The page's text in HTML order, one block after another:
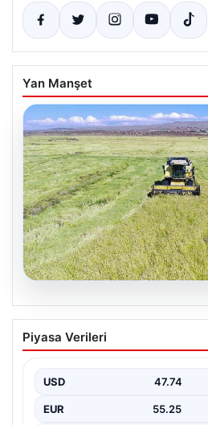
Yan Manşet
07.08.2026
Tarımsal destekleme
hesaplara yatacak
Piyasa Verileri
USD 47.74
EUR 55.25